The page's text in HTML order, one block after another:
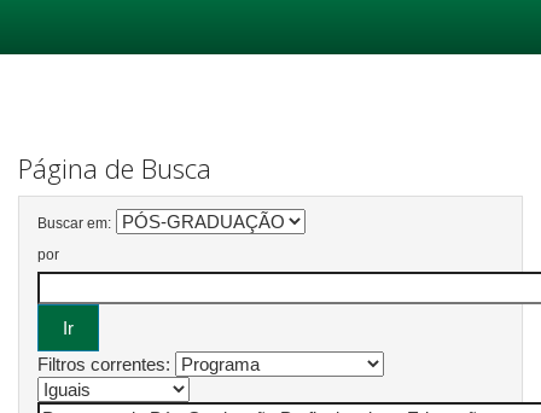
Página de Busca
Buscar em:
por
Filtros correntes: